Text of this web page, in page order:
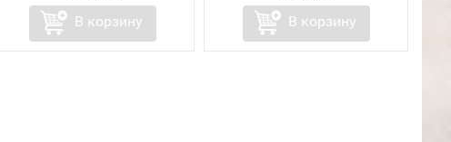
В корзину В корзину